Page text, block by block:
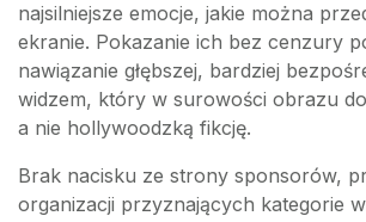
najsilniejsze emocje, jakie można
ekranie. Pokazanie ich bez cenzury
nawiązanie głębszej, bardziej
widzem, który w surowości obrazu
a nie hollywoodzką fikcję.
Brak nacisku ze strony sponsorów,
organizacji przyznających kategorie